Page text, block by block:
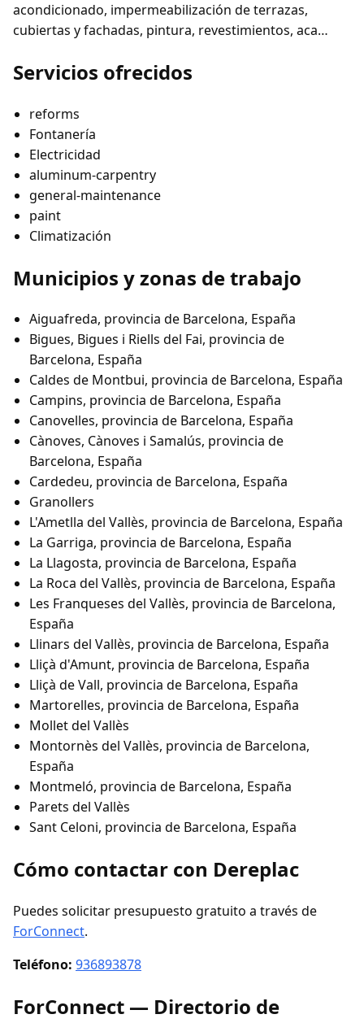
acondicionado, impermeabilización de terrazas,
cubiertas y fachadas, pintura, revestimientos, aca…
Servicios ofrecidos
reforms
Fontanería
Electricidad
aluminum-carpentry
general-maintenance
paint
Climatización
Municipios y zonas de trabajo
Aiguafreda, provincia de Barcelona, España
Bigues, Bigues i Riells del Fai, provincia de
Barcelona, España
Caldes de Montbui, provincia de Barcelona, España
Campins, provincia de Barcelona, España
Canovelles, provincia de Barcelona, España
Cànoves, Cànoves i Samalús, provincia de
Barcelona, España
Cardedeu, provincia de Barcelona, España
Granollers
L'Ametlla del Vallès, provincia de Barcelona, España
La Garriga, provincia de Barcelona, España
La Llagosta, provincia de Barcelona, España
La Roca del Vallès, provincia de Barcelona, España
Les Franqueses del Vallès, provincia de Barcelona,
España
Llinars del Vallès, provincia de Barcelona, España
Lliçà d'Amunt, provincia de Barcelona, España
Lliçà de Vall, provincia de Barcelona, España
Martorelles, provincia de Barcelona, España
Mollet del Vallès
Montornès del Vallès, provincia de Barcelona,
España
Montmeló, provincia de Barcelona, España
Parets del Vallès
Sant Celoni, provincia de Barcelona, España
Cómo contactar con Dereplac
Puedes solicitar presupuesto gratuito a través de
ForConnect.
Teléfono: 936893878
ForConnect — Directorio de